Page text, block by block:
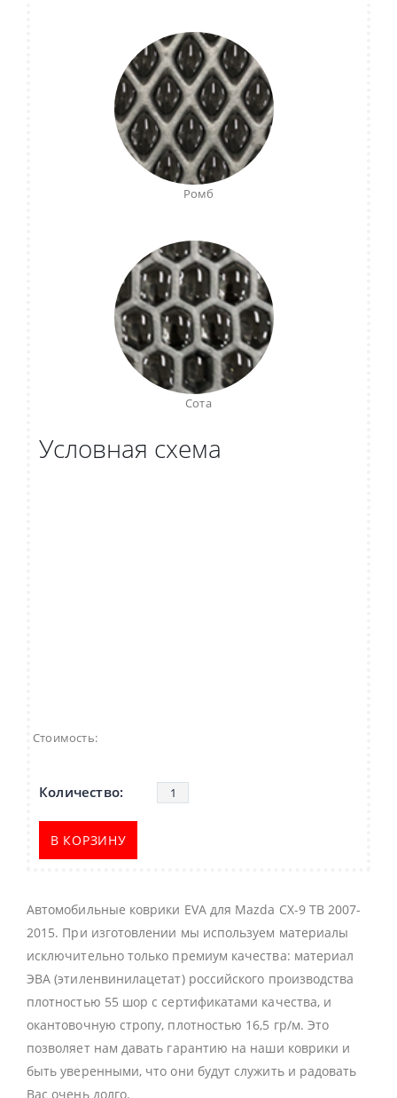
Ромб
Сота
Условная схема
Стоимость:
В КОРЗИНУ
Автомобильные коврики EVA для Mazda CX-9 TB 2007-
2015. При изготовлении мы используем материалы
исключительно только премиум качества: материал
ЭВА (этиленвинилацетат) российского производства
плотностью 55 шор с сертификатами качества, и
окантовочную стропу, плотностью 16,5 гр/м. Это
позволяет нам давать гарантию на наши коврики и
быть уверенными, что они будут служить и радовать
Вас очень долго.